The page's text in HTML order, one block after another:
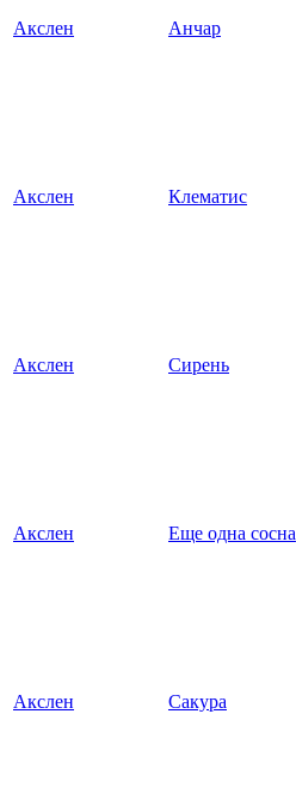
Акслен Анчар
Акслен Клематис
Акслен Сирень
Акслен Еще одна сосна
Акслен Сакура